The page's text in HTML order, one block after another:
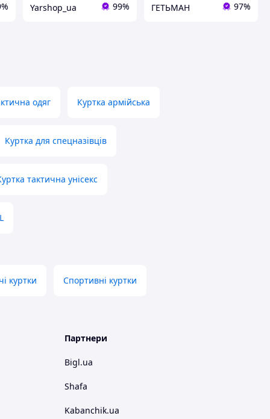
Yarshop_ua 99% ГЕТЬМАН 97%
одяг Куртка армійська
Куртка для спецназівців
тактична унісекс
куртки Спортивні куртки
Партнери
Bigl.ua
Shafa
Kabanchik.ua